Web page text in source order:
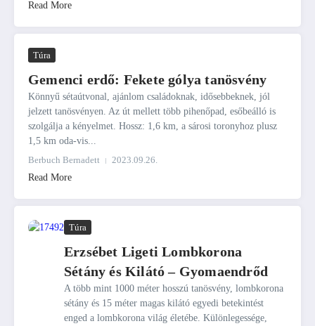
Read More
Túra
Gemenci erdő: Fekete gólya tanösvény
Könnyű sétaútvonal, ajánlom családoknak, idősebbeknek, jól
jelzett tanösvényen. Az út mellett több pihenőpad, esőbeálló is
szolgálja a kényelmet. Hossz: 1,6 km, a sárosi toronyhoz plusz
1,5 km oda-vis...
Berbuch Bernadett
2023.09.26.
Read More
Túra
Erzsébet Ligeti Lombkorona
Sétány és Kilátó – Gyomaendrőd
A több mint 1000 méter hosszú tanösvény, lombkorona
sétány és 15 méter magas kilátó egyedi betekintést
enged a lombkorona világ életébe. Különlegessége,